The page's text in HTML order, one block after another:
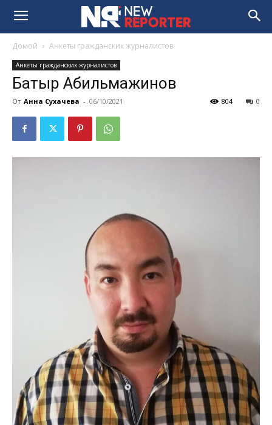
Домой Анкеты гражданских журналистов
Анкеты гражданских журналистов
Батыр Абильмажинов
От Анна Сухачева - 06/10/2021 0
804